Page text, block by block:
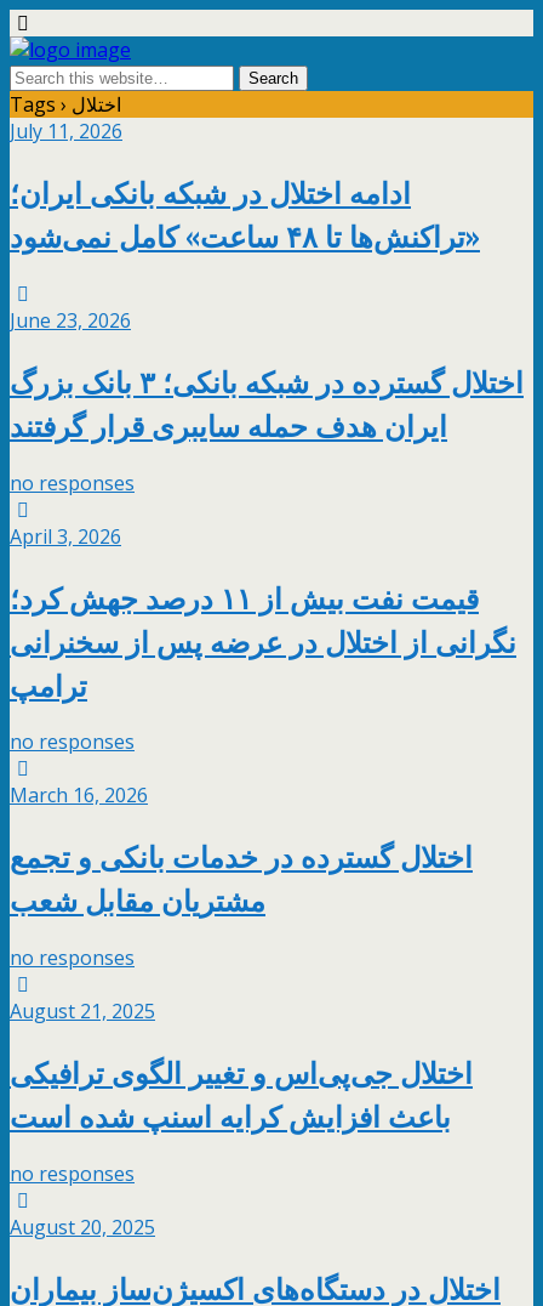
Tags › اختلال
July 11, 2026
ادامه اختلال در شبکه بانکی ایران؛
«تراکنش‌ها تا ۴۸ ساعت» کامل نمی‌شود
June 23, 2026
اختلال گسترده در شبکه بانکی؛ ۳ بانک بزرگ
ایران هدف حمله سایبری قرار گرفتند
no responses
April 3, 2026
قیمت نفت بیش از ۱۱ درصد جهش کرد؛
نگرانی از اختلال در عرضه پس از سخنرانی
ترامپ
no responses
March 16, 2026
اختلال گسترده در خدمات بانکی و تجمع
مشتریان مقابل شعب
no responses
August 21, 2025
اختلال جی‌پی‌اس و تغییر الگوی ترافیکی
باعث افزایش کرایه اسنپ شده است
no responses
August 20, 2025
اختلال در دستگاه‌های اکسیژن‌ساز بیماران